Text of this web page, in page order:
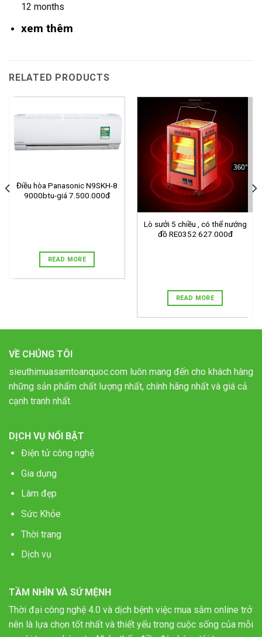
12 months
xem thêm
RELATED PRODUCTS
Điều hòa Panasonic N9SKH-8
9000btu-giá 7.500.000đ
READ MORE
Lò sưởi 5 chiều , có thể nướng
đồ RE0352 627.000đ
READ MORE
VỀ CHÚNG TÔI
sieuthimuasamtoanquoc.com luôn mang đến cho khách hàng
những sản phẩm chất lượng nhất, chính hãng nhất và giá cả
cạnh tranh nhất.
DỊCH VỤ NỔI BẬT
Điện tử công nghệ
Gia dụng
Làm đẹp
Sức Khỏe
Thời trang
Dịch vụ
TẦM NHÌN VÀ SỨ MỆNH
Thời đại công nghệ 4.0 và dịch bệnh việc mua sắm online trở
nên là lựa chọn tốt nhất và thiết yếu trong cuộc sống của mỗi